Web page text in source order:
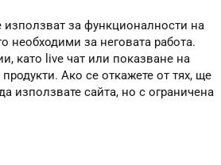
използват за функционалности на
необходими за неговата работа.
като live чат или показване на
Ако се откажете от тях, ще
използвате сайта, но с ограничена